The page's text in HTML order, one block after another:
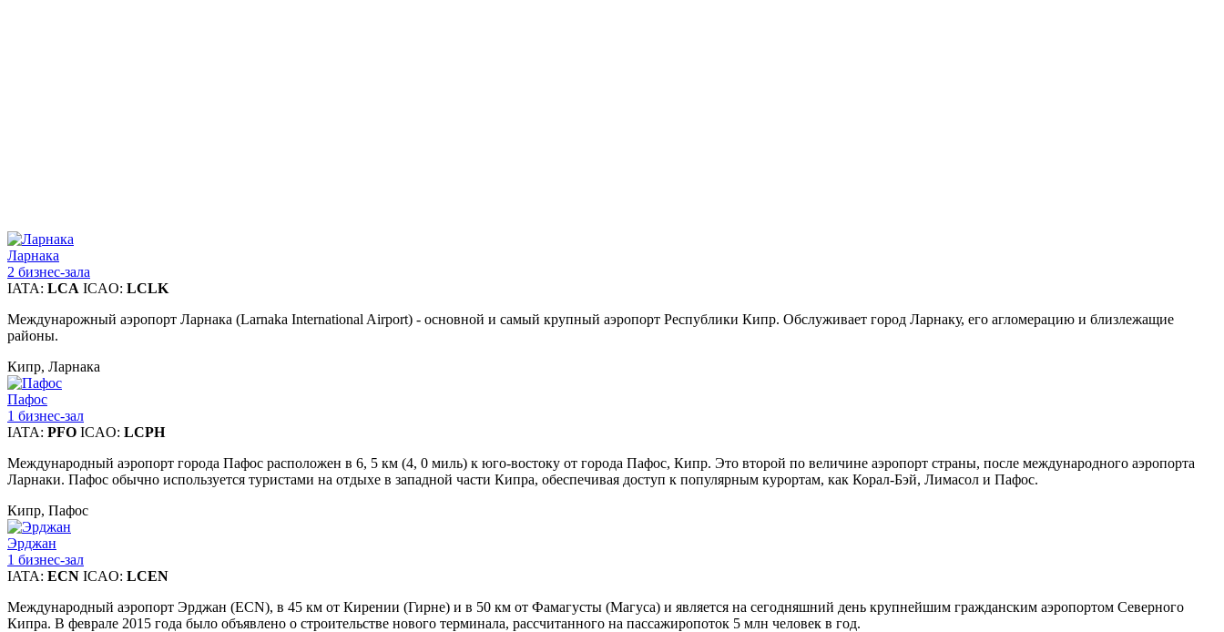
Ларнака
2 бизнес-зала
IATA: LCA ICAO: LCLK
Междунарожный аэропорт Ларнака (Larnaka International Airport) - основной и самый крупный аэропорт Республики Кипр. Обслуживает город Ларнаку, его агломерацию и близлежащие
районы.
Кипр, Ларнака
Пафос
1 бизнес-зал
IATA: PFO ICAO: LCPH
Международный аэропорт города Пафос расположен в 6, 5 км (4, 0 миль) к юго-востоку от города Пафос, Кипр. Это второй по величине аэропорт страны, после международного аэропорта
Ларнаки. Пафос обычно используется туристами на отдыхе в западной части Кипра, обеспечивая доступ к популярным курортам, как Корал-Бэй, Лимасол и Пафос.
Кипр, Пафос
Эрджан
1 бизнес-зал
IATA: ECN ICAO: LCEN
Международный аэропорт Эрджан (ECN), в 45 км от Кирении (Гирне) и в 50 км от Фамагусты (Магуса) и является на сегодняшний день крупнейшим гражданским аэропортом Северного
Кипра. В феврале 2015 года было объявлено о строительстве нового терминала, рассчитанного на пассажиропоток 5 млн человек в год.